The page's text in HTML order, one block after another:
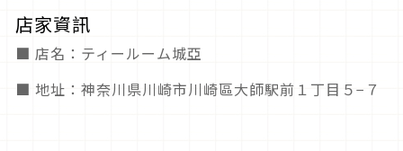
店家資訊
■ 店名：ティールーム城亞
■ 地址：神奈川県川崎市川崎區大師駅前１丁目５−７